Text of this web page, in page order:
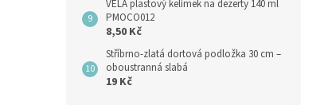
VELA plastový kelímek na dezerty 140 ml
PMOCO012
8,50 Kč
Stříbrno-zlatá dortová podložka 30 cm –
oboustranná slabá
19 Kč